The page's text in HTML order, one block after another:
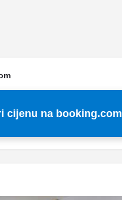
cijenu na booking.com